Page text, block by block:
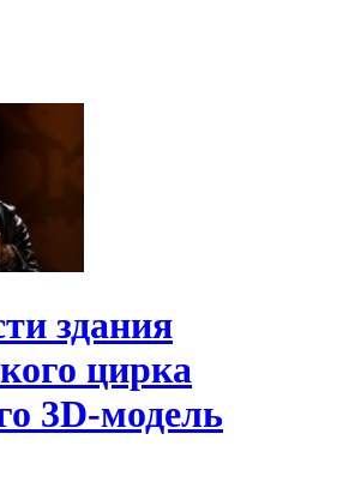
здания
цирка
3D-модель